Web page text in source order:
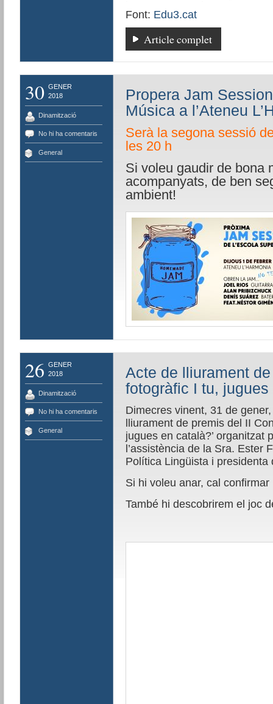
Font: Edu3.cat
Article complet
30 GENER
2018
Dinamització
No hi ha comentaris
General
Propera Jam
Música a l’Ateneu
Serà la segona sessió
les 20 h
Si voleu gaudir de bona
acompanyats, de ben
ambient!
26 GENER
2018
Dinamització
No hi ha comentaris
General
Acte de lliurament
fotogràfic I tu,
Dimecres vinent, 31 de
lliurament de premis del II
jugues en català?’ organitzat
l’assistència de la Sra. Ester
Política Lingüista i presidenta
Si hi voleu anar, cal
També hi descobrirem el joc